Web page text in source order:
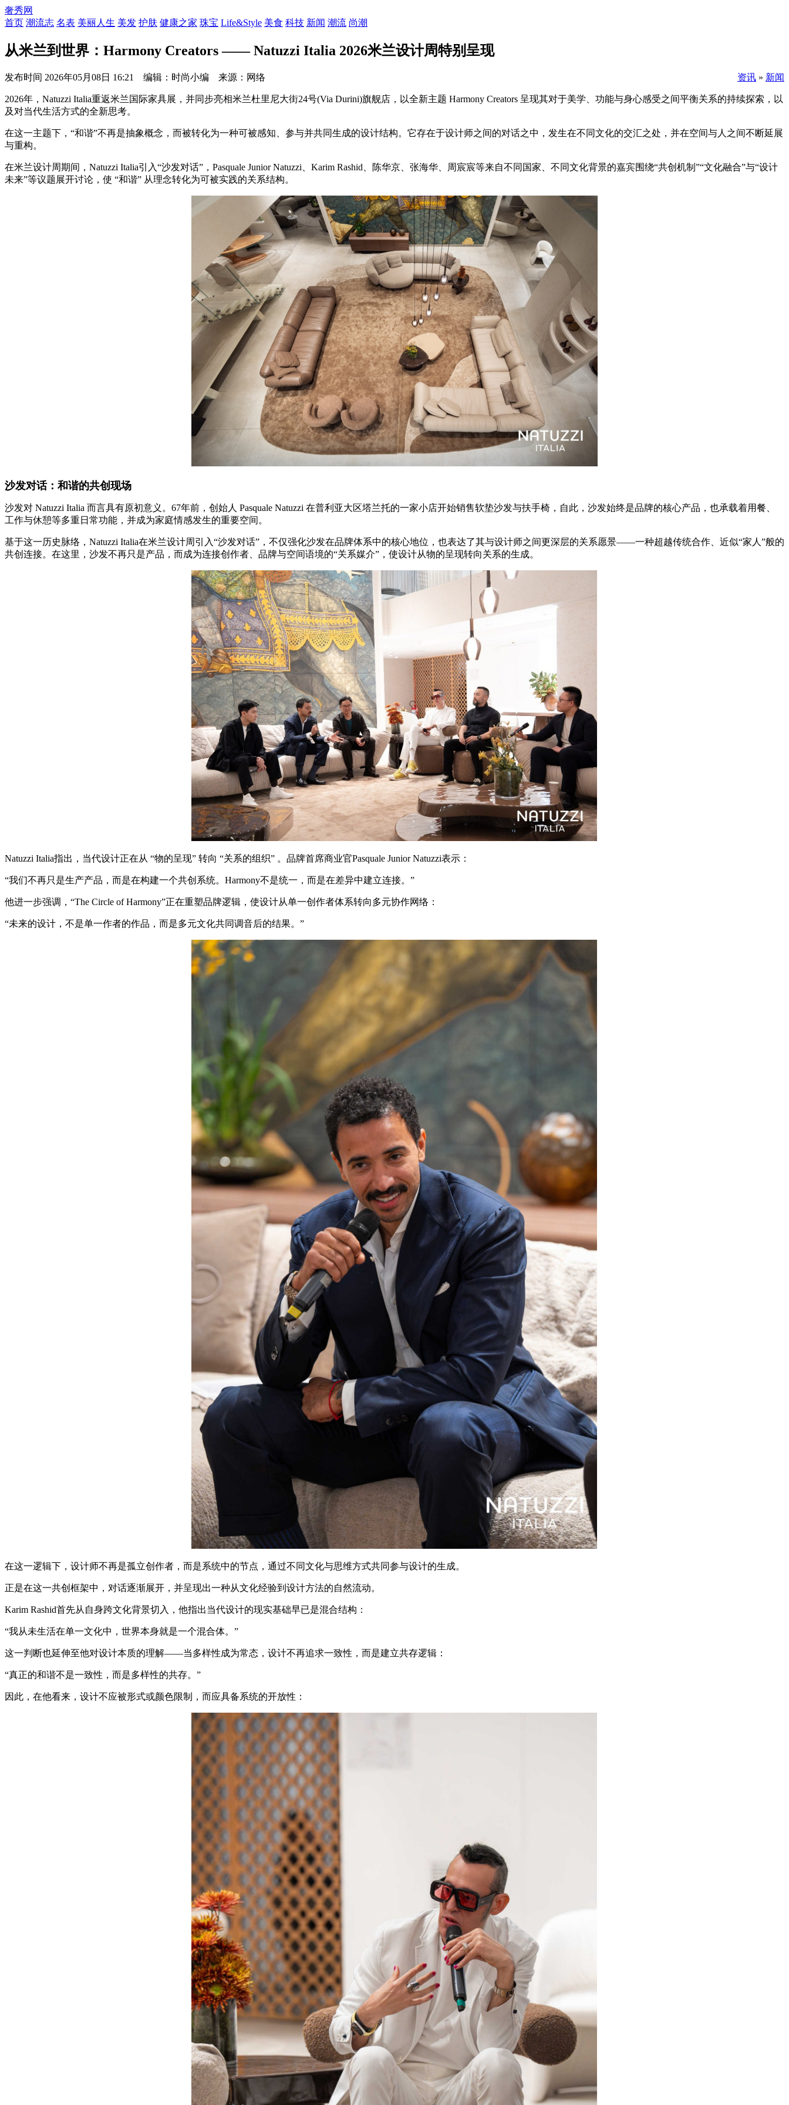
奢秀网
首页 潮流志 名表 美丽人生 美发 护肤 健康之家 珠宝 Life&Style 美食 科技 新闻 潮流 尚潮
从米兰到世界：Harmony Creators —— Natuzzi Italia 2026米兰设计周特别呈现
发布时间 2026年05月08日 16:21 编辑：时尚小编 来源：网络 资讯 » 新闻
2026年，Natuzzi Italia重返米兰国际家具展，并同步亮相米兰杜里尼大街24号(Via Durini)旗舰店，以全新主题 Harmony Creators 呈现其对于美学、功能与身心感受之间平衡关系的持续探索，以
及对当代生活方式的全新思考。
在这一主题下，“和谐”不再是抽象概念，而被转化为一种可被感知、参与并共同生成的设计结构。它存在于设计师之间的对话之中，发生在不同文化的交汇之处，并在空间与人之间不断延展
与重构。
在米兰设计周期间，Natuzzi Italia引入“沙发对话”，Pasquale Junior Natuzzi、Karim Rashid、陈华京、张海华、周宸宸等来自不同国家、不同文化背景的嘉宾围绕“共创机制”“文化融合”与“设计
未来”等议题展开讨论，使 “和谐” 从理念转化为可被实践的关系结构。
沙发对话：和谐的共创现场
沙发对 Natuzzi Italia 而言具有原初意义。67年前，创始人 Pasquale Natuzzi 在普利亚大区塔兰托的一家小店开始销售软垫沙发与扶手椅，自此，沙发始终是品牌的核心产品，也承载着用餐、
工作与休憩等多重日常功能，并成为家庭情感发生的重要空间。
基于这一历史脉络，Natuzzi Italia在米兰设计周引入“沙发对话”，不仅强化沙发在品牌体系中的核心地位，也表达了其与设计师之间更深层的关系愿景——一种超越传统合作、近似“家人”般的
共创连接。在这里，沙发不再只是产品，而成为连接创作者、品牌与空间语境的“关系媒介”，使设计从物的呈现转向关系的生成。
Natuzzi Italia指出，当代设计正在从 “物的呈现” 转向 “关系的组织” 。品牌首席商业官Pasquale Junior Natuzzi表示：
“我们不再只是生产产品，而是在构建一个共创系统。Harmony不是统一，而是在差异中建立连接。”
他进一步强调，“The Circle of Harmony”正在重塑品牌逻辑，使设计从单一创作者体系转向多元协作网络：
“未来的设计，不是单一作者的作品，而是多元文化共同调音后的结果。”
在这一逻辑下，设计师不再是孤立创作者，而是系统中的节点，通过不同文化与思维方式共同参与设计的生成。
正是在这一共创框架中，对话逐渐展开，并呈现出一种从文化经验到设计方法的自然流动。
Karim Rashid首先从自身跨文化背景切入，他指出当代设计的现实基础早已是混合结构：
“我从未生活在单一文化中，世界本身就是一个混合体。”
这一判断也延伸至他对设计本质的理解——当多样性成为常态，设计不再追求一致性，而是建立共存逻辑：
“真正的和谐不是一致性，而是多样性的共存。”
因此，在他看来，设计不应被形式或颜色限制，而应具备系统的开放性：